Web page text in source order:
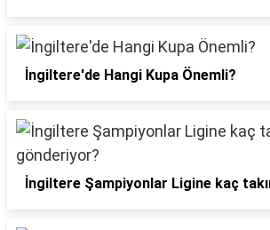
İngiltere'de Hangi Kupa Önemli?
İngiltere Şampiyonlar Ligine kaç